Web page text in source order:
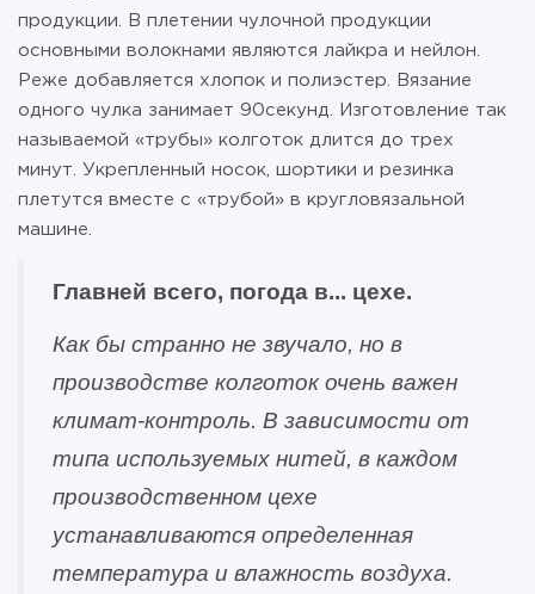
продукции. В плетении чулочной продукции
основными волокнами являются лайкра и нейлон.
Реже добавляется хлопок и полиэстер. Вязание
одного чулка занимает 90секунд. Изготовление так
называемой «трубы» колготок длится до трех
минут. Укрепленный носок, шортики и резинка
плетутся вместе с «трубой» в кругловязальной
машине.
Главней всего, погода в... цехе.
Как бы странно не звучало, но в
производстве колготок очень важен
климат-контроль. В зависимости от
типа используемых нитей, в каждом
производственном цехе
устанавливаются определенная
температура и влажность воздуха.